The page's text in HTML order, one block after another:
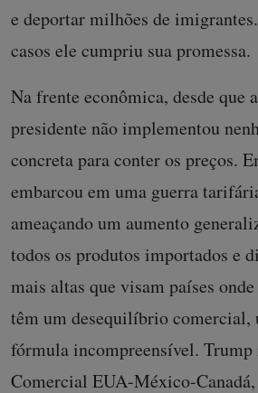
e deportar milhões de
casos ele cumpriu sua promessa.
Na frente econômica, desde que
presidente não implementou
concreta para conter os preços.
embarcou em uma guerra
ameaçando um aumento
todos os produtos importados e
mais altas que visam países
têm um desequilíbrio comercial,
fórmula incompreensível. Trump
Comercial EUA-México-